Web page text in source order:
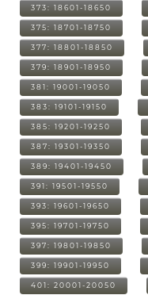
373: 18601-18650
375: 18701-18750
377: 18801-18850
379: 18901-18950
381: 19001-19050
383: 19101-19150
385: 19201-19250
387: 19301-19350
389: 19401-19450
391: 19501-19550
393: 19601-19650
395: 19701-19750
397: 19801-19850
399: 19901-19950
401: 20001-20050